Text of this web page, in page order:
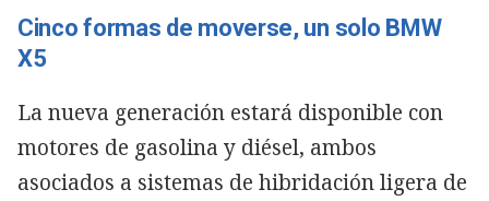
Cinco formas de moverse, un solo BMW
X5
La nueva generación estará disponible con
motores de gasolina y diésel, ambos
asociados a sistemas de hibridación ligera de